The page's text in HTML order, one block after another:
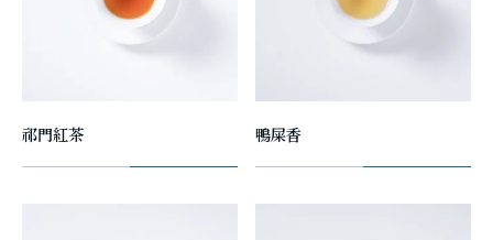
祁門紅茶 鴨屎香